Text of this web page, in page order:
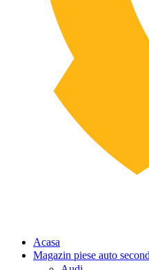
Acasa
Magazin piese auto